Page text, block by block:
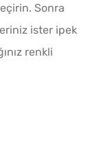
Sonra
ister ipek
renkli